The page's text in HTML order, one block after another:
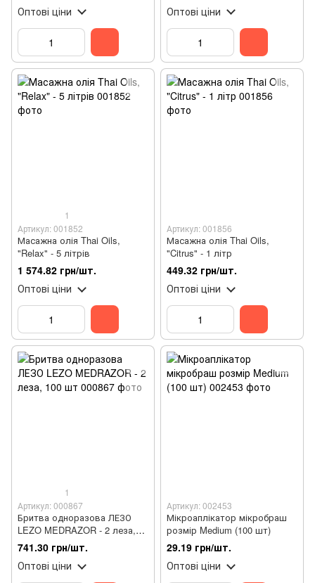
Оптові ціни Оптові ціни
1
Артикул: 001852
Масажна олія Thai Oils,
"Relax" - 5 літрів
1 574.82 грн/шт.
Оптові ціни
Артикул: 001856
Масажна олія Thai Oils,
"Citrus" - 1 літр
449.32 грн/шт.
Оптові ціни
1
Артикул: 000867
Бритва одноразова ЛЕЗО
LEZO MEDRAZOR - 2 леза,
100 шт
741.30 грн/шт.
Оптові ціни
Артикул: 002453
Мікроаплікатор мікробраш
розмір Medium (100 шт)
29.19 грн/шт.
Оптові ціни